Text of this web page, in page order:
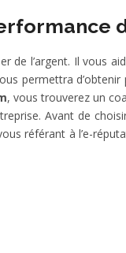
de l’argent. Il vous
permettra
, vous trouverez un
Avant de
référant à l’e-